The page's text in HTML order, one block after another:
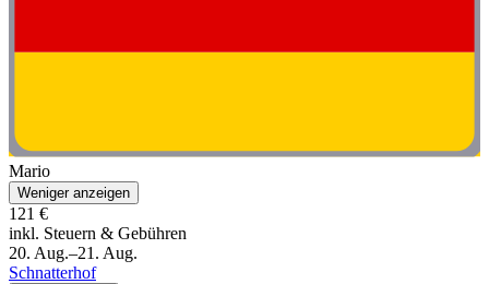
Mario
Weniger anzeigen
121 €
inkl. Steuern & Gebühren
20. Aug.–21. Aug.
Schnatterhof